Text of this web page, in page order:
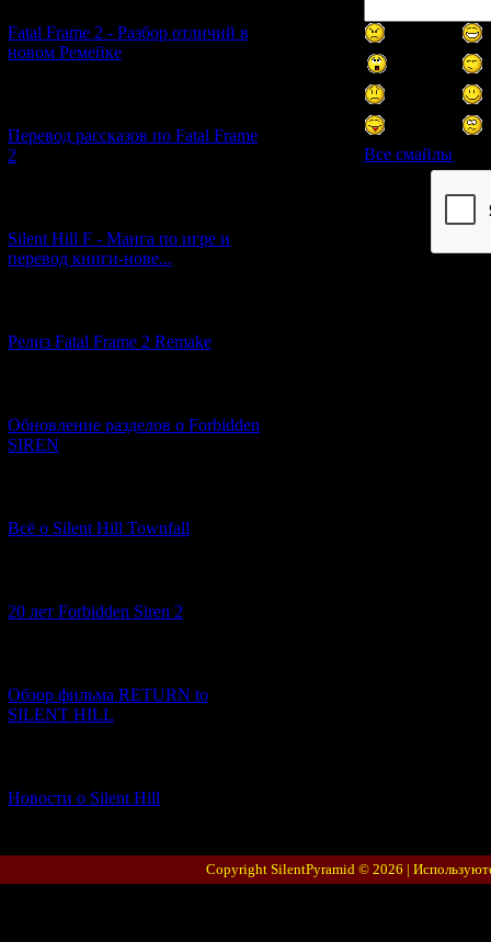
Fatal Frame 2 - Разбор отличий в
новом Ремейке
Перевод рассказов по Fatal Frame
2
Silent Hill F - Манга по игре и
перевод книги-нове...
Релиз Fatal Frame 2 Remake
Обновление разделов о Forbidden
SIREN
Всё о Silent Hill Townfall
20 лет Forbidden Siren 2
Обзор фильма RETURN to
SILENT HILL
Новости о Silent Hill
Все смайлы
Copyright SilentPyramid © 2026 |